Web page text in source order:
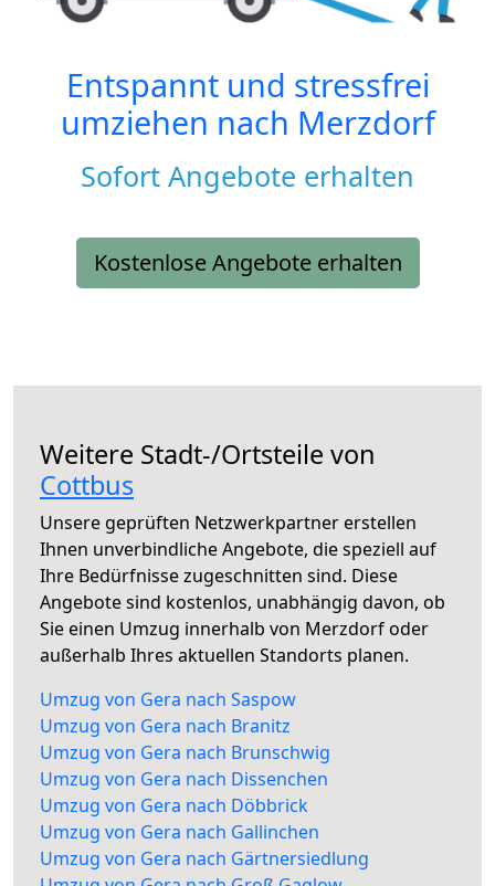
Entspannt und stressfrei
umziehen nach Merzdorf
Sofort Angebote erhalten
Kostenlose Angebote erhalten
Weitere Stadt-/Ortsteile von
Cottbus
Unsere geprüften Netzwerkpartner erstellen
Ihnen unverbindliche Angebote, die speziell auf
Ihre Bedürfnisse zugeschnitten sind. Diese
Angebote sind kostenlos, unabhängig davon, ob
Sie einen Umzug innerhalb von Merzdorf oder
außerhalb Ihres aktuellen Standorts planen.
Umzug von Gera nach Saspow
Umzug von Gera nach Branitz
Umzug von Gera nach Brunschwig
Umzug von Gera nach Dissenchen
Umzug von Gera nach Döbbrick
Umzug von Gera nach Gallinchen
Umzug von Gera nach Gärtnersiedlung